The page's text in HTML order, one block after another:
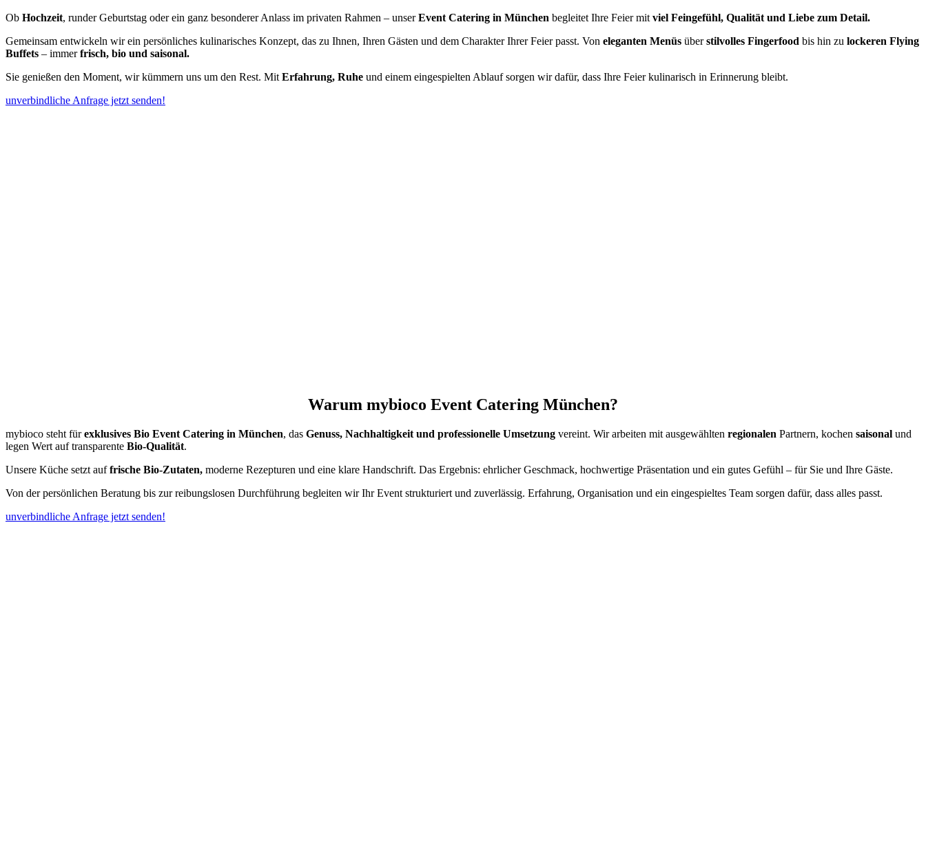
Ob Hochzeit, runder Geburtstag oder ein ganz besonderer Anlass im privaten Rahmen – unserEvent Catering in München begleitet Ihre Feier mit viel Feingefühl, Qualität und Liebe zum Detail.
Gemeinsam entwickeln wir ein persönliches kulinarisches Konzept, das zu Ihnen, Ihren Gästen und dem Charakter Ihrer Feier passt. Von eleganten Menüs überstilvolles Fingerfood bis hin zu lockeren Flying
Buffets – immerfrisch, bio und saisonal.
Sie genießen den Moment, wir kümmern uns um den Rest. Mit Erfahrung, Ruhe und einem eingespielten Ablauf sorgen wir dafür, dass Ihre Feier kulinarisch in Erinnerung bleibt.
unverbindliche Anfrage jetzt senden!
Warum mybioco Event Catering München?
mybioco steht fürexklusives Bio Event Catering in München, das Genuss, Nachhaltigkeit und professionelle Umsetzung vereint. Wir arbeiten mit ausgewählten regionalen Partnern, kochen saisonal und
legen Wert auf transparente Bio-Qualität.
Unsere Küche setzt auffrische Bio-Zutaten, moderne Rezepturen und eine klare Handschrift. Das Ergebnis: ehrlicher Geschmack, hochwertige Präsentation und ein gutes Gefühl – für Sie und Ihre Gäste.
Von der persönlichen Beratung bis zur reibungslosen Durchführung begleiten wir Ihr Event strukturiert und zuverlässig. Erfahrung, Organisation und ein eingespieltes Team sorgen dafür, dass alles passt.
unverbindliche Anfrage jetzt senden!